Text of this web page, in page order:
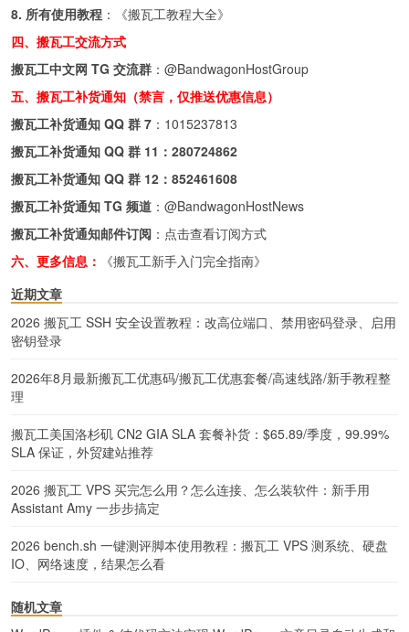
8. 所有使用教程 ：《搬瓦工教程大全》
四、搬瓦工交流方式
搬瓦工中文网 TG 交流群 ： @BandwagonHostGroup
五、搬瓦工补货通知（禁言，仅推送优惠信息）
搬瓦工补货通知 QQ 群 7 ： 1015237813
搬瓦工补货通知 QQ 群 11： 280724862
搬瓦工补货通知 QQ 群 12： 852461608
搬瓦工补货通知 TG 频道 ： @BandwagonHostNews
搬瓦工补货通知邮件订阅 ： 点击查看订阅方式
六、更多信息：
《搬瓦工新手入门完全指南》
近期文章
2026 搬瓦工 SSH 安全设置教程：改高位端口、禁用密码登录、启用
密钥登录
2026年8月最新搬瓦工优惠码/搬瓦工优惠套餐/高速线路/新手教程整
理
搬瓦工美国洛杉矶 CN2 GIA SLA 套餐补货：$65.89/季度，99.99%
SLA 保证，外贸建站推荐
2026 搬瓦工 VPS 买完怎么用？怎么连接、怎么装软件：新手用
Assistant Amy 一步步搞定
2026 bench.sh 一键测评脚本使用教程：搬瓦工 VPS 测系统、硬盘
IO、网络速度，结果怎么看
随机文章